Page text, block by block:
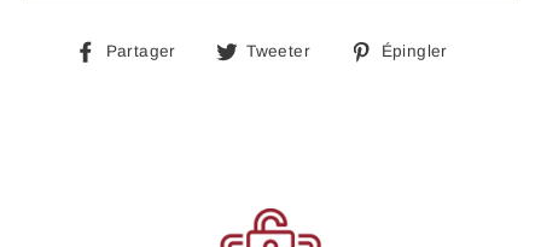
Partager
PartagerTweeter
TweeterÉpingler